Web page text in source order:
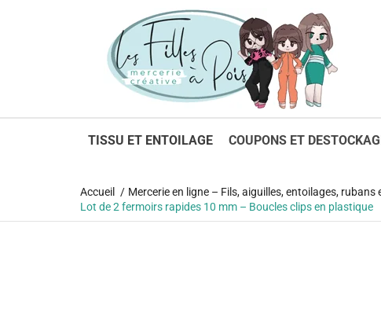
TISSU ET ENTOILAGE COUPONS ET
Accueil Mercerie en ligne – Fils, aiguilles, entoilages,
Lot de 2 fermoirs rapides 10 mm – Boucles clips en plastique